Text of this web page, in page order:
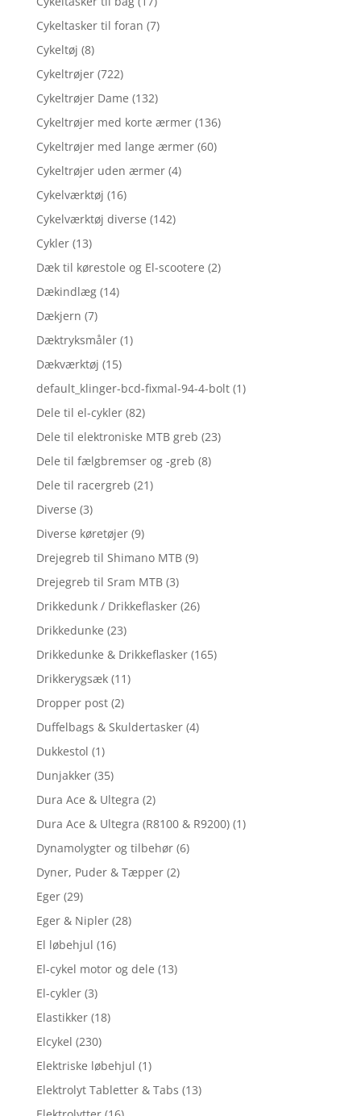
Cykeltasker til foran (7)
Cykeltøj (8)
Cykeltrøjer (722)
Cykeltrøjer Dame (132)
Cykeltrøjer med korte ærmer (136)
Cykeltrøjer med lange ærmer (60)
Cykeltrøjer uden ærmer (4)
Cykelværktøj (16)
Cykelværktøj diverse (142)
Cykler (13)
Dæk til kørestole og El-scootere (2)
Dækindlæg (14)
Dækjern (7)
Dæktryksmåler (1)
Dækværktøj (15)
default_klinger-bcd-fixmal-94-4-bolt (1)
Dele til el-cykler (82)
Dele til elektroniske MTB greb (23)
Dele til fælgbremser og -greb (8)
Dele til racergreb (21)
Diverse (3)
Diverse køretøjer (9)
Drejegreb til Shimano MTB (9)
Drejegreb til Sram MTB (3)
Drikkedunk / Drikkeflasker (26)
Drikkedunke (23)
Drikkedunke & Drikkeflasker (165)
Drikkerygsæk (11)
Dropper post (2)
Duffelbags & Skuldertasker (4)
Dukkestol (1)
Dunjakker (35)
Dura Ace & Ultegra (2)
Dura Ace & Ultegra (R8100 & R9200) (1)
Dynamolygter og tilbehør (6)
Dyner, Puder & Tæpper (2)
Eger (29)
Eger & Nipler (28)
El løbehjul (16)
El-cykel motor og dele (13)
El-cykler (3)
Elastikker (18)
Elcykel (230)
Elektriske løbehjul (1)
Elektrolyt Tabletter & Tabs (13)